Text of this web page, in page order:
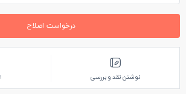
است. قسمت¬‌هایی از سنگ¬‌فرش کف کاخ در
مرمت شده که به صورت وصله¬‌هایی در
چشم می‌¬خورد. گوشه جنوبی کاخ جرزی سنگی
دیوارهای آجری و خشتی بنا درون حفره آن
درخواست اصلاح
نوشتن نقد و بررسی